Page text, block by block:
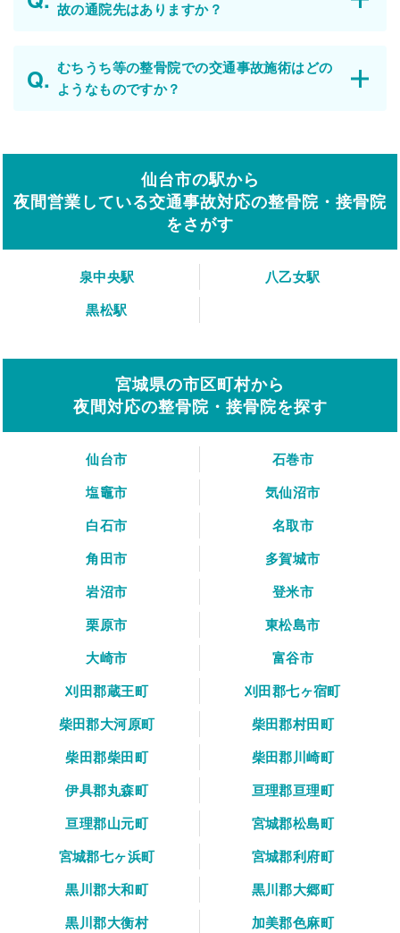
故の通院先はありますか？
むちうち等の整骨院での交通事故施術はどの
ようなものですか？
仙台市の駅から
夜間営業している交通事故対応の整骨院・接骨院
をさがす
泉中央駅
八乙女駅
黒松駅
宮城県の市区町村から
夜間対応の整骨院・接骨院を探す
仙台市
石巻市
塩竈市
気仙沼市
白石市
名取市
角田市
多賀城市
岩沼市
登米市
栗原市
東松島市
大崎市
富谷市
刈田郡蔵王町
刈田郡七ヶ宿町
柴田郡大河原町
柴田郡村田町
柴田郡柴田町
柴田郡川崎町
伊具郡丸森町
亘理郡亘理町
亘理郡山元町
宮城郡松島町
宮城郡七ヶ浜町
宮城郡利府町
黒川郡大和町
黒川郡大郷町
黒川郡大衡村
加美郡色麻町